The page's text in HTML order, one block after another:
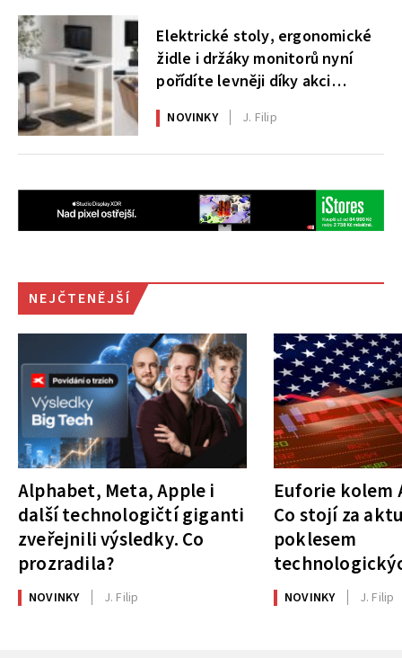
Elektrické stoly, ergonomické
židle i držáky monitorů nyní
pořídíte levněji díky akci
AlzaErgo
NOVINKY J. Filip
NEJČTENĚJŠÍ
Alphabet, Meta, Apple i
další technologičtí giganti
zveřejnili výsledky. Co
prozradila?
NOVINKY J. Filip
Euforie kolem
Co stojí za
poklesem
NOVINKY J. Filip